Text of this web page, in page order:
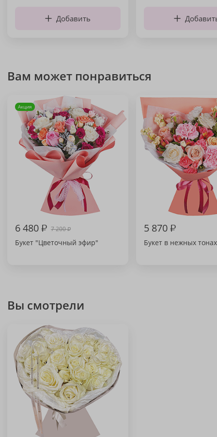
Добавить
Вам может понравиться
Акция
6 480₽ 7 200₽
Букет "Цветочный эфир"
5 870₽
Букет в нежных тонах
Вы смотрели